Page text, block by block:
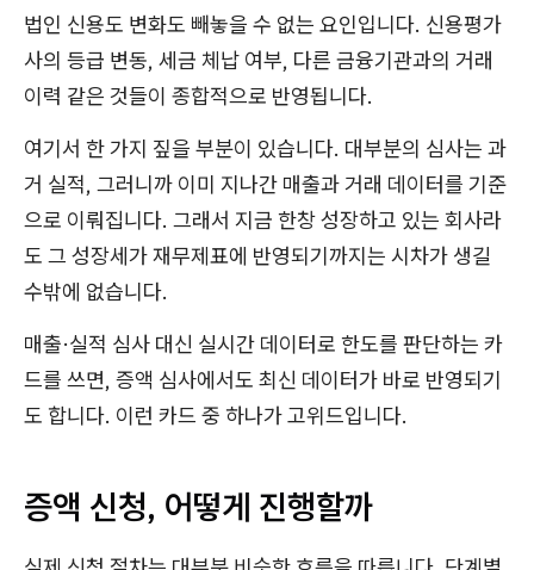
법인 신용도 변화도 빼놓을 수 없는 요인입니다. 신용평가
사의 등급 변동, 세금 체납 여부, 다른 금융기관과의 거래
이력 같은 것들이 종합적으로 반영됩니다.
여기서 한 가지 짚을 부분이 있습니다. 대부분의 심사는 과
거 실적, 그러니까 이미 지나간 매출과 거래 데이터를 기준
으로 이뤄집니다. 그래서 지금 한창 성장하고 있는 회사라
도 그 성장세가 재무제표에 반영되기까지는 시차가 생길
수밖에 없습니다.
매출·실적 심사 대신 실시간 데이터로 한도를 판단하는 카
드를 쓰면, 증액 심사에서도 최신 데이터가 바로 반영되기
도 합니다. 이런 카드 중 하나가 고위드입니다.
증액 신청, 어떻게 진행할까